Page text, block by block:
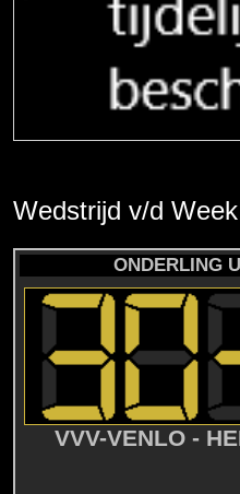
Wedstrijd v/d Week
ONDERLING
VVV-VENLO -